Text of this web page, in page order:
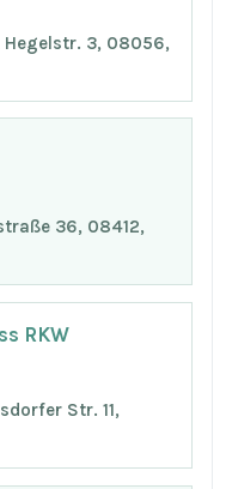
Hegelstr. 3, 08056,
36, 08412,
RKW
Str. 11,